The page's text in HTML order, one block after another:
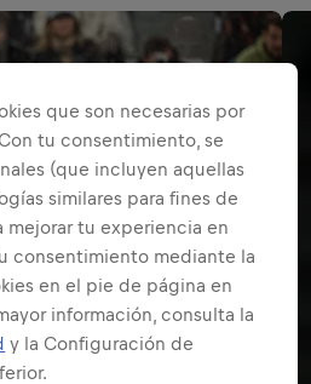
que son necesarias por
tu consentimiento, se
(que incluyen aquellas
similares para fines de
mejorar tu experiencia en
consentimiento mediante la
en el pie de página en
información, consulta la
y la Configuración de